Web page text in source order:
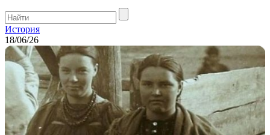
История
18/06/26